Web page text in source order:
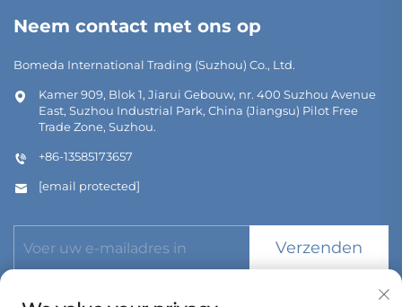
Neem contact met ons op
Bomeda International Trading (Suzhou) Co., Ltd.
Kamer 909, Blok 1, Jiarui Gebouw, nr. 400 Suzhou Avenue
East, Suzhou Industrial Park, China (Jiangsu) Pilot Free
Trade Zone, Suzhou.
+86-13585173657
[email protected]
Verzenden